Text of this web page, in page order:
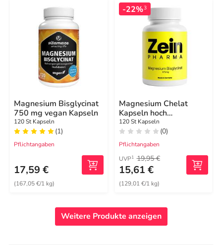
Magnesium Bisglycinat
750 mg vegan Kapseln
120 St Kapseln
(1)
Pflichtangaben
17,59 €
(167,05 €/1 kg)
-22%3
Magnesium Chelat
Kapseln hoch
bioverfügbar
120 St Kapseln
(0)
Pflichtangaben
UVP1 19,95 €
15,61 €
(129,01 €/1 kg)
Weitere Produkte anzeigen